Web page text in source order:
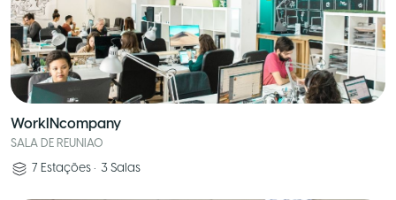
WorkINcompany
SALA DE REUNIAO
7 Estações • 3 Salas